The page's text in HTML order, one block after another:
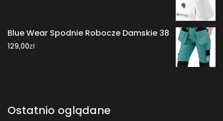
Blue Wear Spodnie Robocze Damskie 38
129,00zł
Ostatnio oglądane